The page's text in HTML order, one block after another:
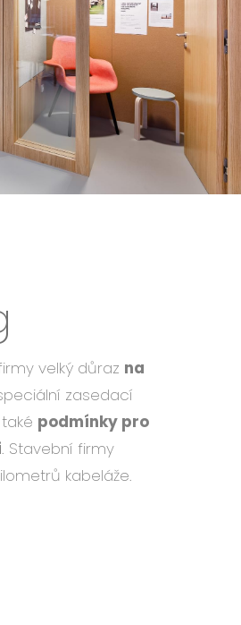
velký důraz na
zasedací
podmínky pro
. Stavební firmy
kabeláže.